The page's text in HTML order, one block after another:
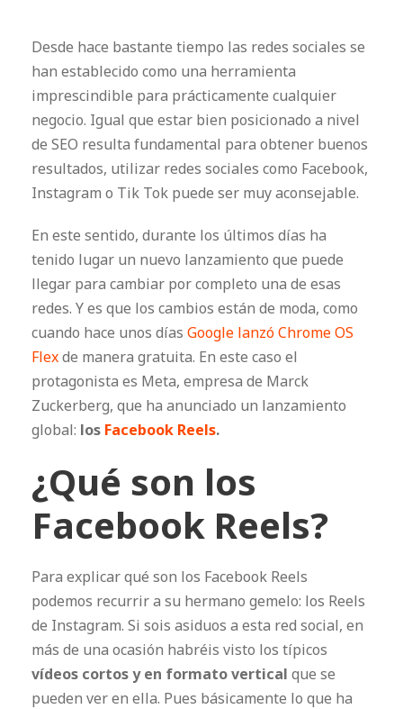
Desde hace bastante tiempo las redes sociales se
han establecido como una herramienta
imprescindible para prácticamente cualquier
negocio. Igual que estar bien posicionado a nivel
de SEO resulta fundamental para obtener buenos
resultados, utilizar redes sociales como Facebook,
Instagram o Tik Tok puede ser muy aconsejable.
En este sentido, durante los últimos días ha
tenido lugar un nuevo lanzamiento que puede
llegar para cambiar por completo una de esas
redes. Y es que los cambios están de moda, como
cuando hace unos días Google lanzó Chrome OS
Flexde manera gratuita. En este caso el
protagonista es Meta, empresa de Marck
Zuckerberg, que ha anunciado un lanzamiento
global: los Facebook Reels.
¿Qué son los
Facebook Reels?
Para explicar qué son los Facebook Reels
podemos recurrir a su hermano gemelo: los Reels
de Instagram. Si sois asiduos a esta red social, en
más de una ocasión habréis visto los típicos
vídeos cortos y en formato vertical que se
pueden ver en ella. Pues básicamente lo que ha